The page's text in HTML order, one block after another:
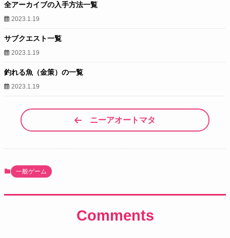
全アーカイブの入手方法一覧
2023.1.19
サブクエスト一覧
2023.1.19
釣れる魚（金策）の一覧
2023.1.19
ニーアオートマタ
一般ゲーム
Comments